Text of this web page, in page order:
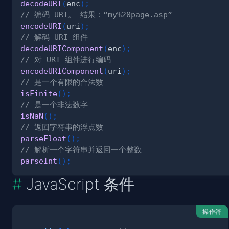
decodeURI (enc) ;
// 编码 URI。 结果：“my%20page.asp”
encodeURI (uri ) ;
// 解码 URI 组件
decodeURIComponent (enc) ;
// 对 URI 组件进行编码
encodeURIComponent (uri ) ;
// 是一个有限的合法数
isFinite( ) ;
// 是一个非法数字
isNaN ( ) ;
// 返回字符串的浮点数
parseFloat ( ) ;
// 解析一个字符串并返回一个整数
parseInt ( ) ;
JavaScript 条件
操作符